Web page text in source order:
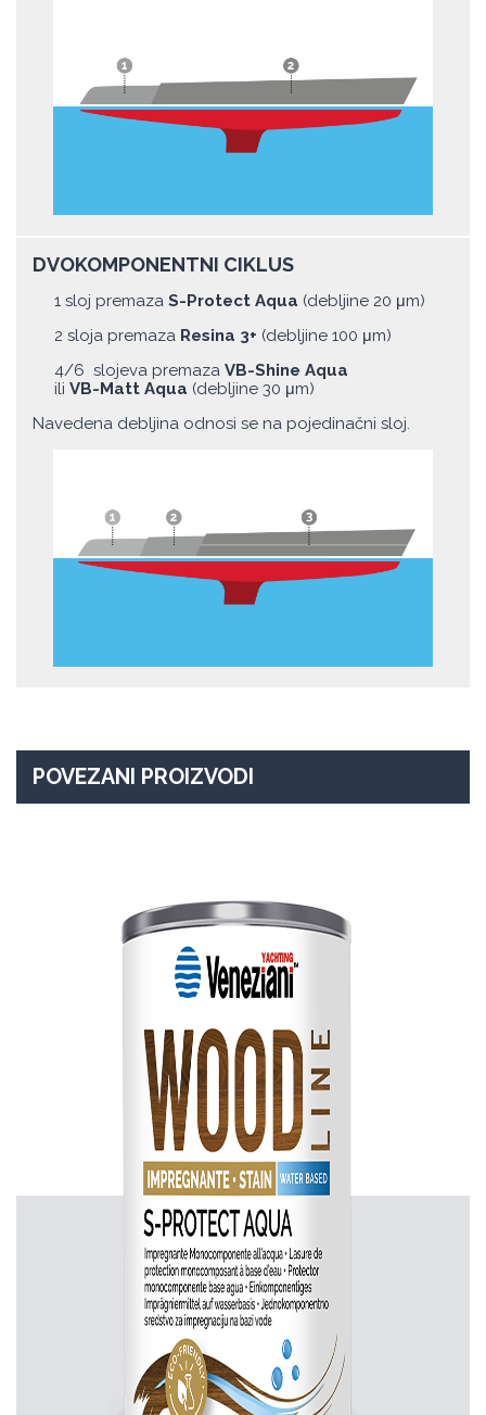
DVOKOMPONENTNI CIKLUS
1 sloj premaza S-Protect Aqua (debljine 20 μm)
2 sloja premaza Resina 3+ (debljine 100 μm)
4/6 slojeva premaza VB-Shine Aqua
ili VB-Matt Aqua (debljine 30 μm)
Navedena debljina odnosi se na pojedinačni sloj.
POVEZANI PROIZVODI